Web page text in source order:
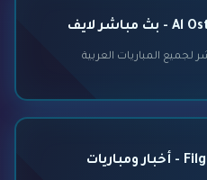
المباريات العربية